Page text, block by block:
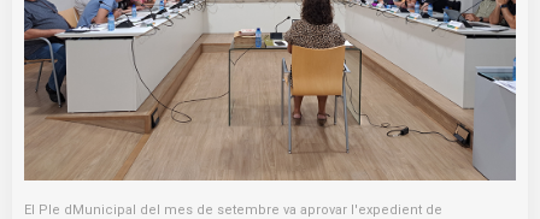
El Ple dMunicipal del mes de setembre va aprovar l'expedient de